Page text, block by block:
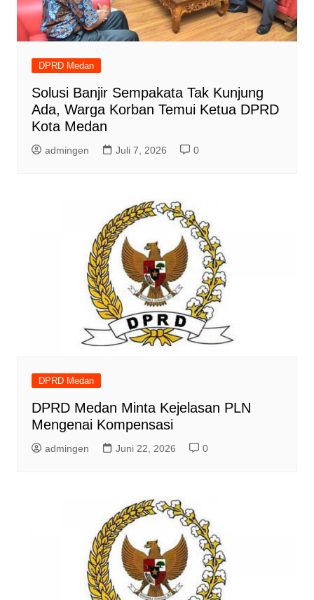
DPRD Medan
Solusi Banjir Sempakata Tak Kunjung
Ada, Warga Korban Temui Ketua DPRD
Kota Medan
admingen Juli 7, 2026 0
DPRD Medan
DPRD Medan Minta Kejelasan PLN
Mengenai Kompensasi
admingen Juni 22, 2026 0